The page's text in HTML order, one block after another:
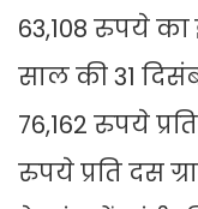
63,108 रुपये
साल की 31
76,162 रुपये
रुपये प्रति दस